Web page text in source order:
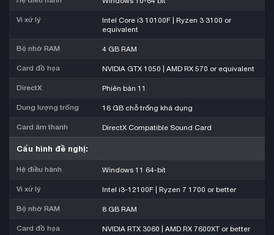
Vi xử lý
Intel Core i3 10100F | Ryzen 3 3100 or
equivalent
Bộ nhớ RAM 4 GB RAM
Card đồ họa NVIDIA GTX 1050 | AMD RX 570 or equivalent
DirectX Phiên bản 11
Dung lượng trống 16 GB chỗ trống khả dụng
Card âm thanh DirectX Compatible Sound Card
Cấu hình đề nghị:
Hệ điều hành Windows 11 64-bit
Vi xử lý Intel i3-12100F | Ryzen 7 1700 or better
Bộ nhớ RAM 8 GB RAM
Card đồ họa NVIDIA RTX 3060 | AMD RX 7600XT or better